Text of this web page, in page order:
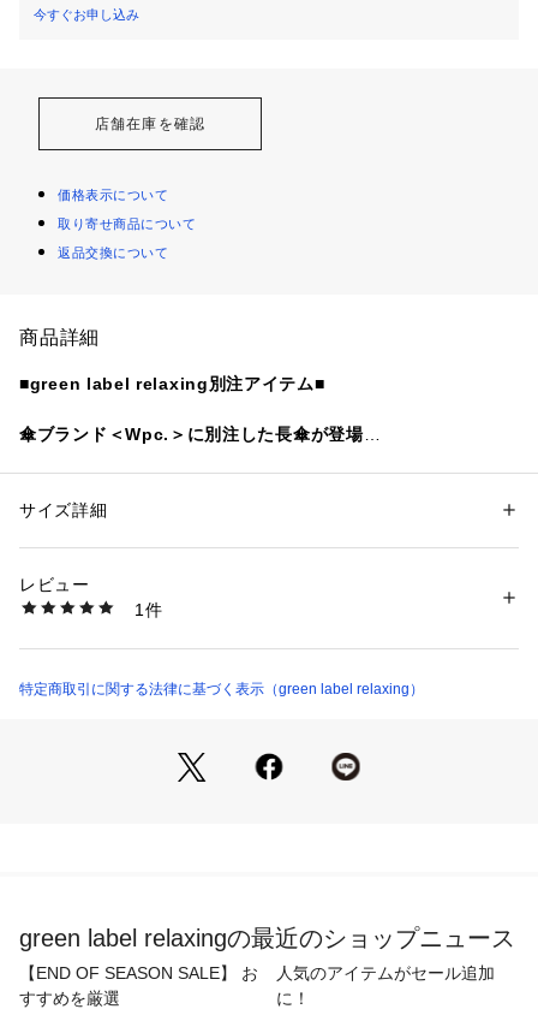
今すぐお申し込み
店舗在庫を確認
価格表示について
取り寄せ商品について
返品交換について
商品詳細
■green label relaxing別注アイテム■
傘ブランド＜Wpc.＞に別注した長傘が登場
ユニセックスで使える、ワンタッチジャンプ式の長傘です。
後方の一部の骨だけが拡張する新技術で、トートバックなどの
肩掛けの場合も荷物の方向に向ければ対応できます。
・UVカット率100％
・傘を止める帯がダブルネームデザイン
たドメスティックブランド。
様々な世代とジャンルにミックスできるレインアイテムを提案
します。
性別：レディース
素材：-
洗濯：-
※詳しい洗濯方法については、商品の品質表示タグをご覧ください
31425990099 （ショップ）
サイズ詳細
レビュー
1件
特定商取引に関する法律に基づく表示（green label relaxing）
green label relaxingの最近のショップニュース
【END OF SEASON SALE】 お
すすめを厳選
人気のアイテムがセール追加
に！